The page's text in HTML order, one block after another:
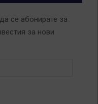
се абонирате за
за нови